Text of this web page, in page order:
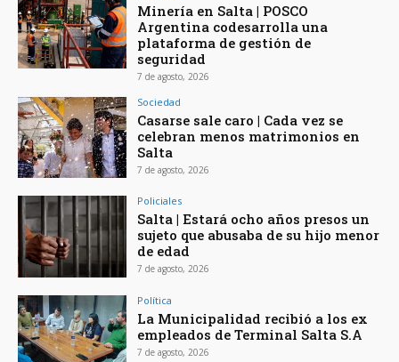
Minería en Salta | POSCO
Argentina codesarrolla una
plataforma de gestión de
seguridad
7 de agosto, 2026
Sociedad
Casarse sale caro | Cada vez se
celebran menos matrimonios en
Salta
7 de agosto, 2026
Policiales
Salta | Estará ocho años presos un
sujeto que abusaba de su hijo menor
de edad
7 de agosto, 2026
Política
La Municipalidad recibió a los ex
empleados de Terminal Salta S.A
7 de agosto, 2026